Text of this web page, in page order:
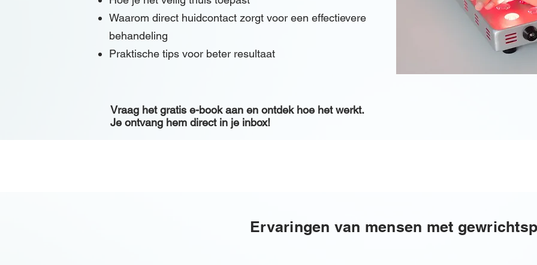
Waarom direct huidcontact zorgt voor een effectievere
behandeling
Praktische tips voor beter resultaat​
Vraag het gratis e-book aan en ontdek hoe het werkt.
Je ontvang hem direct in je inbox!
Ervaringen van mensen met